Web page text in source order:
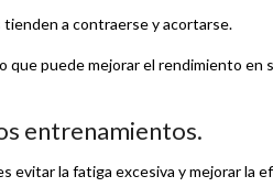
a contraerse y acortarse.
que puede mejorar el rendimiento
entrenamientos.
evitar la fatiga excesiva y mejorar la